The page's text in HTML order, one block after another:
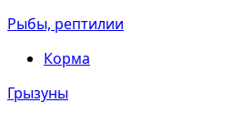
Рыбы, рептилии
Корма
Грызуны